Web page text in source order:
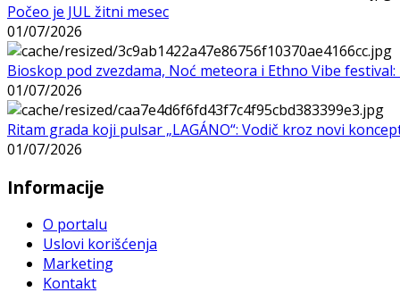
Počeo je JUL žitni mesec
01/07/2026
Bioskop pod zvezdama, Noć meteora i Ethno Vibe
01/07/2026
Ritam grada koji pulsar „LAGÁNO“: Vodič kroz novi
01/07/2026
Informacije
O portalu
Uslovi korišćenja
Marketing
Kontakt